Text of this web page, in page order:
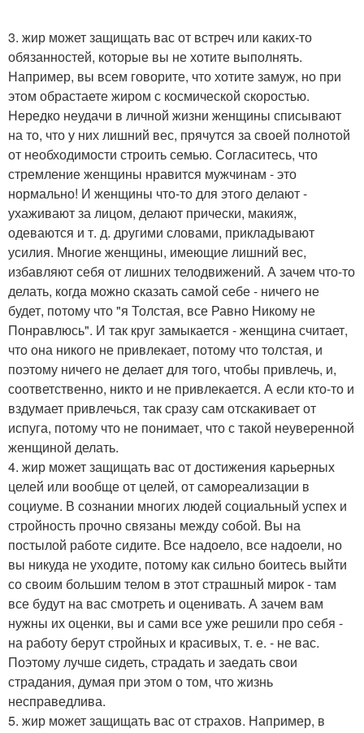
3. жир может защищать вас от встреч или каких-то
обязанностей, которые вы не хотите выполнять.
Например, вы всем говорите, что хотите замуж, но при
этом обрастаете жиром с космической скоростью.
Нередко неудачи в личной жизни женщины списывают
на то, что у них лишний вес, прячутся за своей полнотой
от необходимости строить семью. Согласитесь, что
стремление женщины нравится мужчинам - это
нормально! И женщины что-то для этого делают -
ухаживают за лицом, делают прически, макияж,
одеваются и т. д. другими словами, прикладывают
усилия. Многие женщины, имеющие лишний вес,
избавляют себя от лишних телодвижений. А зачем что-то
делать, когда можно сказать самой себе - ничего не
будет, потому что "я Толстая, все Равно Никому не
Понравлюсь". И так круг замыкается - женщина считает,
что она никого не привлекает, потому что толстая, и
поэтому ничего не делает для того, чтобы привлечь, и,
соответственно, никто и не привлекается. А если кто-то и
вздумает привлечься, так сразу сам отскакивает от
испуга, потому что не понимает, что с такой неуверенной
женщиной делать.
4. жир может защищать вас от достижения карьерных
целей или вообще от целей, от самореализации в
социуме. В сознании многих людей социальный успех и
стройность прочно связаны между собой. Вы на
постылой работе сидите. Все надоело, все надоели, но
вы никуда не уходите, потому как сильно боитесь выйти
со своим большим телом в этот страшный мирок - там
все будут на вас смотреть и оценивать. А зачем вам
нужны их оценки, вы и сами все уже решили про себя -
на работу берут стройных и красивых, т. е. - не вас.
Поэтому лучше сидеть, страдать и заедать свои
страдания, думая при этом о том, что жизнь
несправедлива.
5. жир может защищать вас от страхов. Например, в